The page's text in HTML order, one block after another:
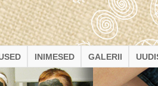
INIMESED GALERII